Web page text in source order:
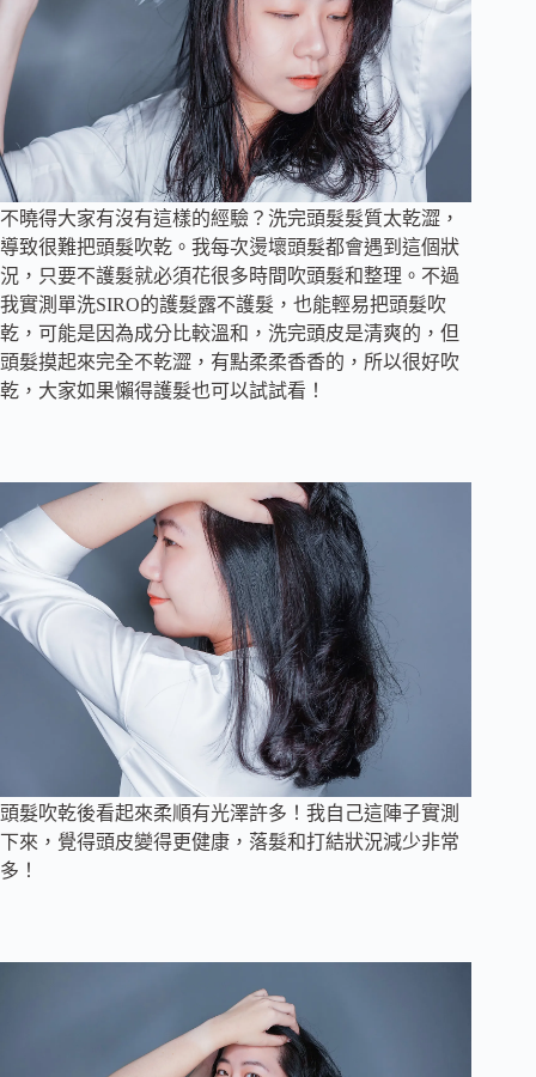
不曉得大家有沒有這樣的經驗？洗完頭髮髮質太乾澀，
導致很難把頭髮吹乾。我每次燙壞頭髮都會遇到這個狀
況，只要不護髮就必須花很多時間吹頭髮和整理。不過
我實測單洗SIRO的護髮露不護髮，也能輕易把頭髮吹
乾，可能是因為成分比較溫和，洗完頭皮是清爽的，但
頭髮摸起來完全不乾澀，有點柔柔香香的，所以很好吹
乾，大家如果懶得護髮也可以試試看！
頭髮吹乾後看起來柔順有光澤許多！我自己這陣子實測
下來，覺得頭皮變得更健康，落髮和打結狀況減少非常
多！